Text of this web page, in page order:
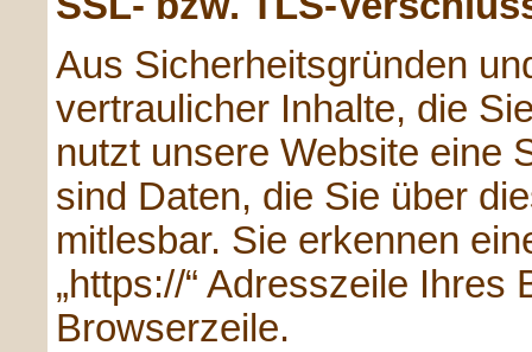
Aus Sicherheitsgründen
vertraulicher Inhalte, die
nutzt unsere Website eine
sind Daten, die Sie über
mitlesbar. Sie erkennen
„https://“ Adresszeile
Browserzeile.